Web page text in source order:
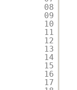
08
09
10
11
12
13
14
15
16
17